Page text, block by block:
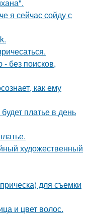
я сейчас сойду с
без поисков,
как ему
платье в день
художественный
для съемки
и цвет волос.